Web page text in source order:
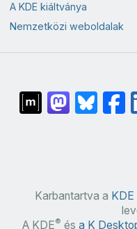
A KDE kiáltványa
Nemzetközi weboldalak
Karbantartva a
A KDE® és a K